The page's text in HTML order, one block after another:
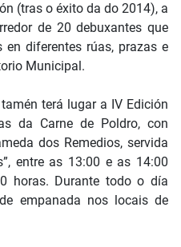
(tras o éxito da do 2014), a
de 20 debuxantes que
diferentes rúas, prazas e
Municipal.
terá lugar a IV Edición
da Carne de Poldro, con
dos Remedios, servida
entre as 13:00 e as 14:00
horas. Durante todo o día
empanada nos locais de